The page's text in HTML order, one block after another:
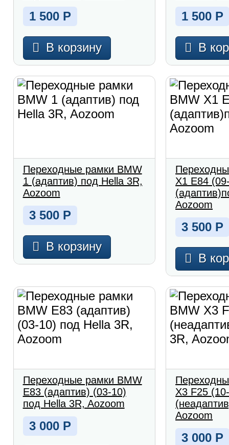
1 500 Р
В корзину
1 500 Р
В
Переходные рамки BMW
1 (адаптив) под Hella 3R,
Aozoom
3 500 Р
В корзину
X1 E84
Aozoom
3 500 Р
В
Переходные рамки BMW
E83 (адаптив) (03-10)
под Hella 3R, Aozoom
3 000 Р
X3 F25
Aozoom
3 000 Р